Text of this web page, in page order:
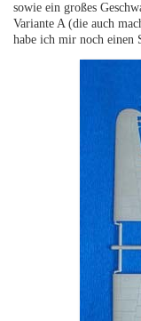
sowie ein großes
Variante A (die auch
habe ich mir noch einen